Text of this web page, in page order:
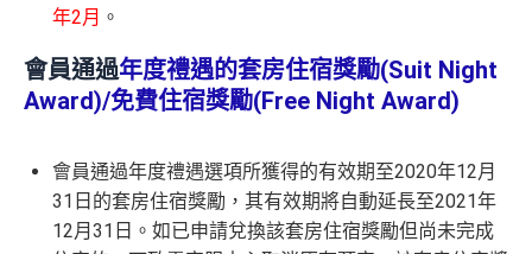
年2月 。
會員通過年度禮遇的套房住宿獎勵(Suit Night
Award)/免費住宿獎勵(Free Night Award)
會員通過年度禮遇選項所獲得的有效期至2020年12月
31日的套房住宿獎勵，其有效期將自動延長至2021年
12月31日。如已申請兌換該套房住宿獎勵但尚未完成